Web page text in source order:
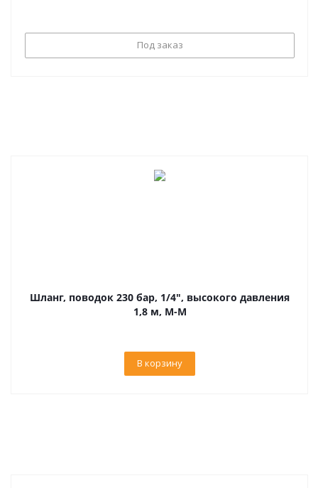
Под заказ
Шланг, поводок 230 бар, 1/4", высокого давления
1,8 м, М-М
В корзину